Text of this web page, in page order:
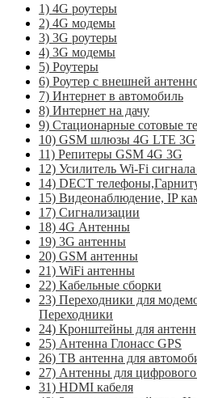
1) 4G роутеры
2) 4G модемы
3) 3G роутеры
4) 3G модемы
5) Роутеры
6) Роутер с внешней
7) Интернет в автомобиль
8) Интернет на дачу
9) Стационарные сотовые
10) GSM шлюзы 4G LTE 3G
11) Репитеры GSM 4G 3G
12) Усилитель Wi-Fi
14) DECT
15) Видеонаблюдение, IP
17) Сигнализации
18) 4G Антенны
19) 3G антенны
20) GSM антенны
21) WiFi антенны
22) Кабельные сборки
23) Переходники для
Переходники
24) Кронштейны для антенн
25) Антенна Глонасс GPS
26) ТВ антенна для
27) Антенны для
31) HDMI кабеля